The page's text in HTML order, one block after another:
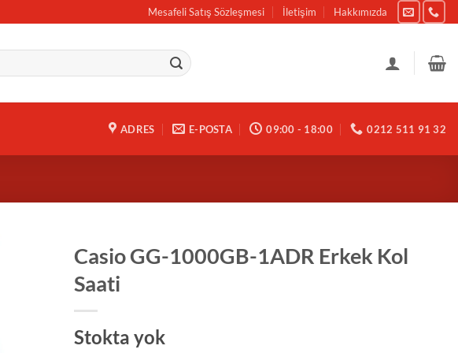
Mesafeli Satış Sözleşmesi İletişim Hakkımızda
ADRES E-POSTA 09:00 - 18:00 0212 511 91 32
Casio GG-1000GB-1ADR Erkek Kol
Saati
Stokta yok